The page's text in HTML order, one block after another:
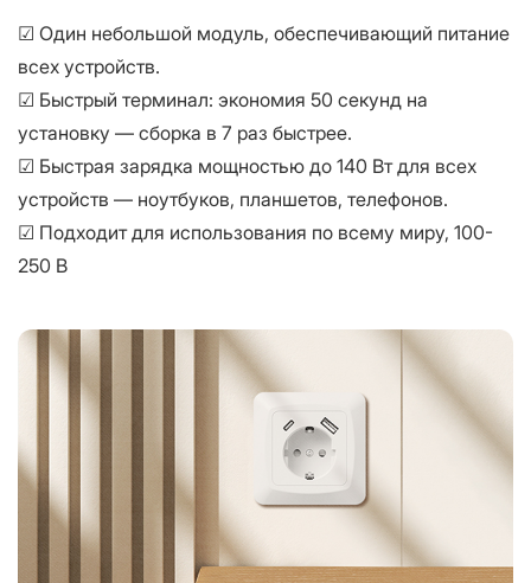
☑ Один небольшой модуль, обеспечивающий питание
всех устройств.
☑ Быстрый терминал: экономия 50 секунд на
установку — сборка в 7 раз быстрее.
☑ Быстрая зарядка мощностью до 140 Вт для всех
устройств — ноутбуков, планшетов, телефонов.
☑ Подходит для использования по всему миру, 100-
250 В